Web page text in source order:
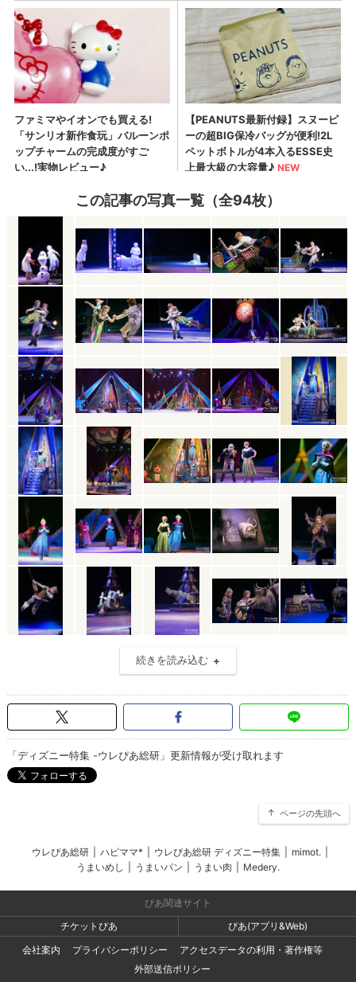
この記事の写真一覧（全94枚）
続きを読み込む
「ディズニー特集 -ウレぴあ総研」更新情報が受け取れます
ページの先頭へ
ウレぴあ総研 ハピママ* ウレぴあ総研 ディズニー特集 mimot.
うまいめし
うまいパン うまい肉 Medery.
ぴあ関連サイト
チケットぴあ
ぴあ(アプリ&Web)
会社案内
プライバシーポリシー
アクセスデータの利用・著作権等
外部送信ポリシー